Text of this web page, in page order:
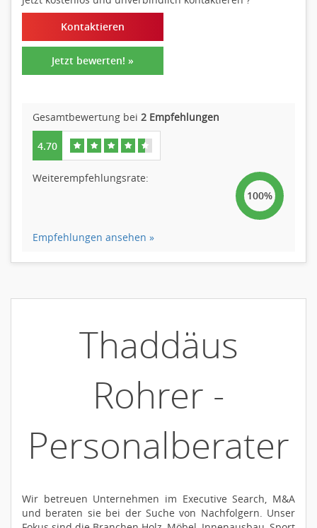
Kontaktieren
Jetzt bewerten! »
Gesamtbewertung bei 2 Empfehlungen
4.70
Weiterempfehlungsrate:
100%
Empfehlungen ansehen »
Thaddäus
Rohrer -
Personalberater
Wir betreuen Unternehmen im Executive Search, M&A
und beraten sie bei der Suche von Nachfolgern. Unser